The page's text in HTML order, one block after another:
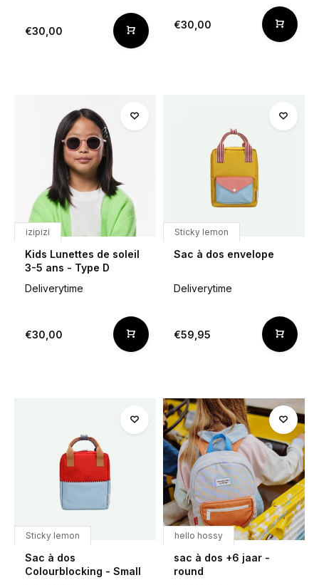
€30,00
€30,00
izipizi
Kids Lunettes de soleil
3-5 ans - Type D
Deliverytime
€30,00
Sticky lemon
Sac à dos envelope
Deliverytime
€59,95
Sticky lemon
Sac à dos
Colourblocking - Small
hello hossy
sac à dos +6 jaar -
round